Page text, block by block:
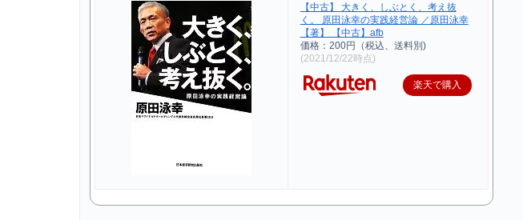
【中古】 大きく、しぶとく、考え抜
く。 原田泳幸の実践経営論 ／原田泳幸
【著】 【中古】afb
価格：200円（税込、送料別)
(2021/12/22時点)
楽天で購入